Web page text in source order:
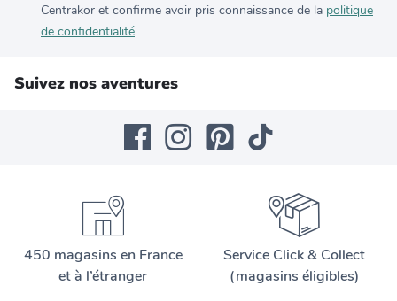
Centrakor et confirme avoir pris connaissance de la politique
de confidentialité
Suivez nos aventures
450 magasins en France
et à l’étranger
Service Click & Collect
(magasins éligibles)